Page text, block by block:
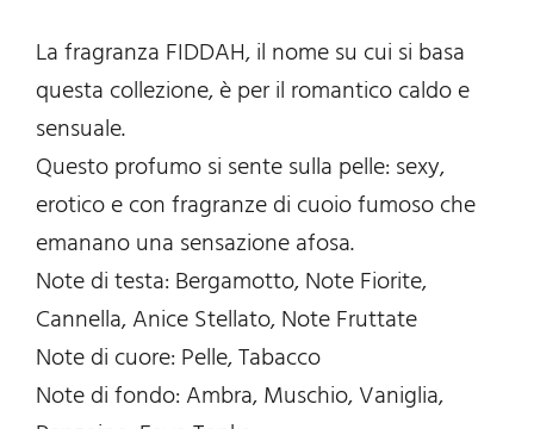
La fragranza FIDDAH, il nome su cui si basa
questa collezione, è per il romantico caldo e
sensuale.
Questo profumo si sente sulla pelle: sexy,
erotico e con fragranze di cuoio fumoso che
emanano una sensazione afosa.
Note di testa: Bergamotto, Note Fiorite,
Cannella, Anice Stellato, Note Fruttate
Note di cuore: Pelle, Tabacco
Note di fondo: Ambra, Muschio, Vaniglia,